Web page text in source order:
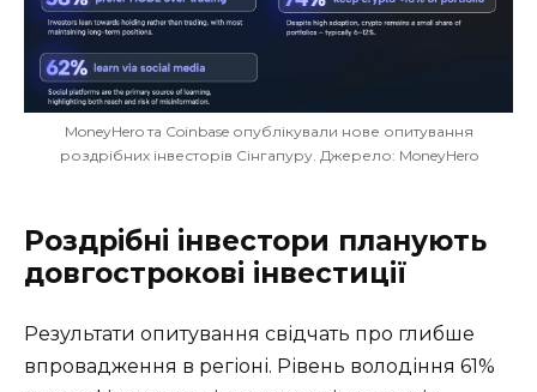
MoneyHero та Coinbase опублікували нове опитування
роздрібних інвесторів Сінгапуру. Джерело: MoneyHero
Роздрібні інвестори планують
довгострокові інвестиції
Результати опитування свідчать про глибше
впровадження в регіоні. Рівень володіння 61%